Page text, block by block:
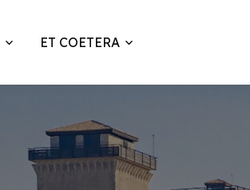
ET COETERA